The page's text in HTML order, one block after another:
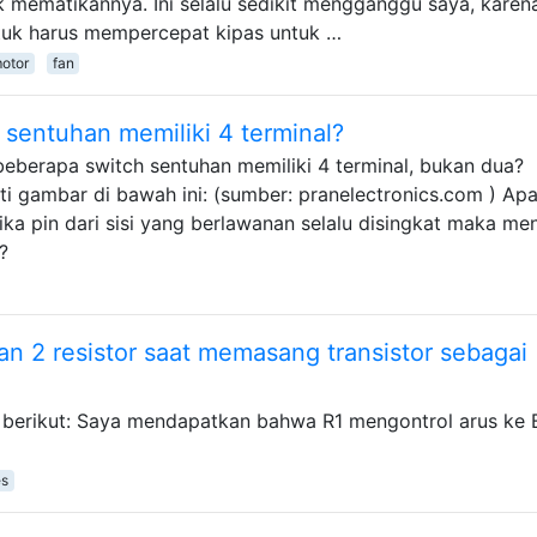
harus mempercepat kipas untuk …
fan
memiliki 4 terminal?
switch sentuhan memiliki 4 terminal, bukan dua?
gambar di bawah ini: (sumber: pranelectronics.com ) Apa
pin dari sisi yang berlawanan selalu disingkat maka
2 resistor saat memasang transistor sebagai
Saya mendapatkan bahwa R1 mengontrol arus ke